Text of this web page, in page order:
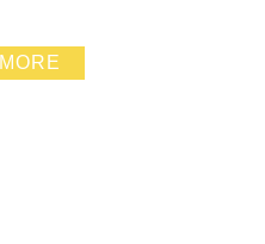
有 原住民天性樂觀.就算處
的信念「做對的事.勇往直